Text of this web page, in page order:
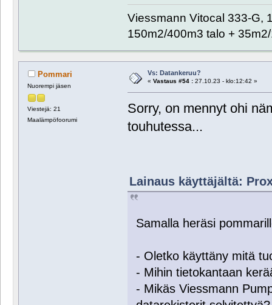
Viessmann Vitocal 333-G,
150m2/400m3 talo +
Pommari
Nuorempi jäsen
Viestejä: 21
Maalämpöfoorumi
Vs: Datankeruu?
« Vastaus #54 :27.10.23 - klo:12:42 »
Sorry, on mennyt ohi
touhutessa...
Lainaus käyttäjältä:
Samalla heräsi
- Oletko käyttäny mitä
- Mihin tietokantaan
- Mikäs Viessmann